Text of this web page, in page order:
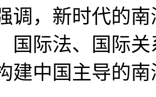
调，新时代的
国际法、国际
建中国主导的